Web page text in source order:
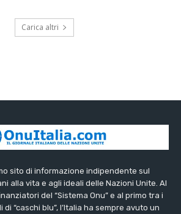
Carica altri
sito di informazione indipendente sul
alla vita e agli ideali delle Nazioni Unite. Al
del “Sistema Onu” e al primo tra i
“caschi blu”, l’Italia ha sempre avuto un